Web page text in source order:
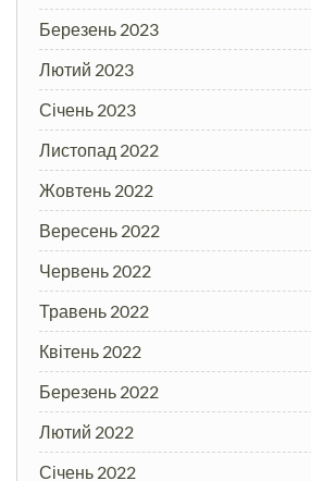
Березень 2023
Лютий 2023
Січень 2023
Листопад 2022
Жовтень 2022
Вересень 2022
Червень 2022
Травень 2022
Квітень 2022
Березень 2022
Лютий 2022
Січень 2022